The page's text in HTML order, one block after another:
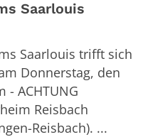
Saarlouis
Saarlouis trifft sich
Donnerstag, den
- ACHTUNG
Reisbach
Reisbach). ...